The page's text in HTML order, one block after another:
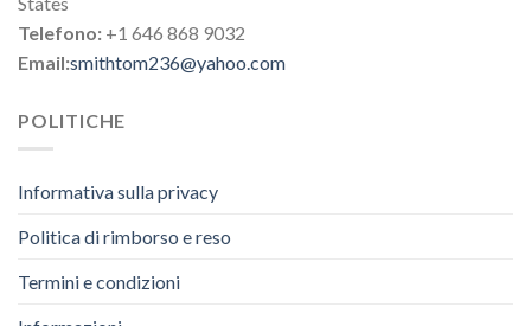
Telefono: +1 646 868 9032
Email:smithtom236@yahoo.com
POLITICHE
Informativa sulla privacy
Politica di rimborso e reso
Termini e condizioni